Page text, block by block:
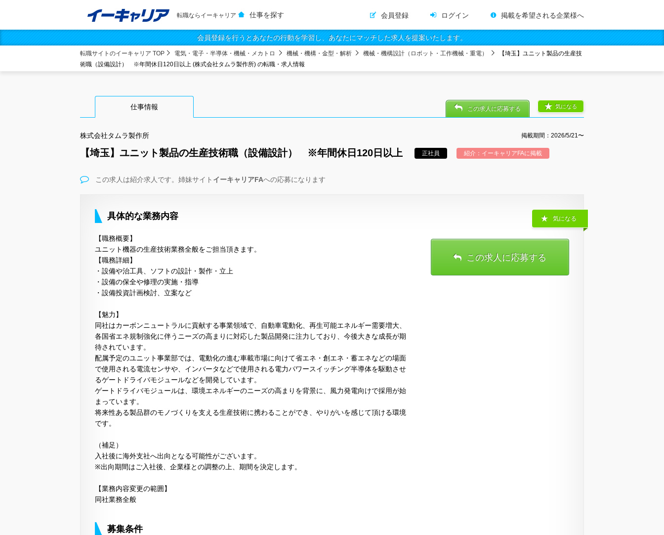
転職ならイーキャリア 仕事を探す 会員登録 ログイン 掲載を希望される企業様へ
会員登録を行うとあなたの行動を学習し、あなたにマッチした求人を提案いたします。
転職サイトのイーキャリア TOP 電気・電子・半導体・機械・メカトロ 機械・機構・金型・解析 機械・機構設計（ロボット・工作機械・重電）
【埼玉】ユニット製品の生産技
術職（設備設計） ※年間休日120日以上 (株式会社タムラ製作所) の転職・求人情報
仕事情報
株式会社タムラ製作所 掲載期間：2026/5/21〜
【埼玉】ユニット製品の生産技術職（設備設計） ※年間休日120日以上 正社員 紹介：イーキャリアFAに掲載
気になる
この求人に応募する
この求人は紹介求人です。姉妹サイト イーキャリアFAへの応募になります
具体的な業務内容
【職務概要】
ユニット機器の生産技術業務全般をご担当頂きます。
【職務詳細】
・設備や治工具、ソフトの設計・製作・立上
・設備の保全や修理の実施・指導
・設備投資計画検討、立案など
【魅力】
同社はカーボンニュートラルに貢献する事業領域で、自動車電動化、再生可能エネルギー需要増大、
各国省エネ規制強化に伴うニーズの高まりに対応した製品開発に注力しており、今後大きな成長が期
待されています。
配属予定のユニット事業部では、電動化の進む車載市場に向けて省エネ・創エネ・蓄エネなどの場面
で使用される電流センサや、インバータなどで使用される電力パワースイッチング半導体を駆動させ
るゲートドライバモジュールなどを開発しています。
ゲートドライバモジュールは、環境エネルギーのニーズの高まりを背景に、風力発電向けで採用が始
まっています。
将来性ある製品群のモノづくりを支える生産技術に携わることができ、やりがいを感じて頂ける環境
です。
（補足）
入社後に海外支社へ出向となる可能性がございます。
※出向期間はご入社後、企業様との調整の上、期間を決定します。
【業務内容変更の範囲】
同社業務全般
募集条件
気になる
この求人に応募する